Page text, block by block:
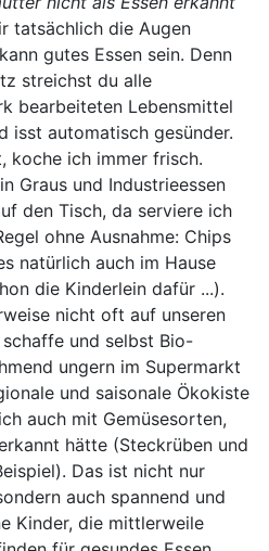
tatsächlich die Augen
gutes Essen sein. Denn
streichst du alle
bearbeiteten Lebensmittel
isst automatisch gesünder.
koche ich immer frisch.
Graus und Industrieessen
den Tisch, da serviere ich
ohne Ausnahme: Chips
natürlich auch im Hause
die Kinderlein dafür ...).
nicht oft auf unseren
und selbst Bio-
ungern im Supermarkt
und saisonale Ökokiste
auch mit Gemüsesorten,
hätte (Steckrüben und
Das ist nicht nur
auch spannend und
Kinder, die mittlerweile